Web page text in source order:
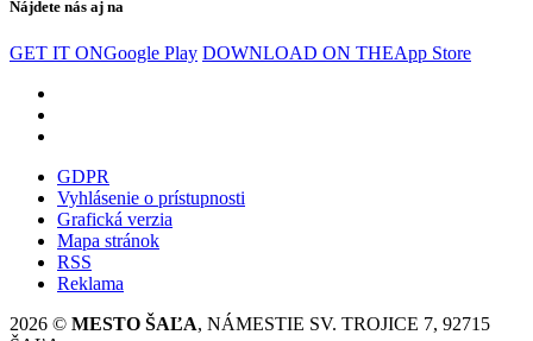
Nájdete nás aj na
GET IT ONGoogle Play DOWNLOAD ON THEApp Store
GDPR
Vyhlásenie o prístupnosti
Grafická verzia
Mapa stránok
RSS
Reklama
2026 © MESTO ŠAĽA, NÁMESTIE SV. TROJICE 7, 92715